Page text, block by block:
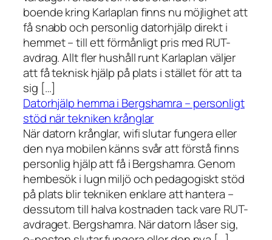
boende kring Karlaplan finns nu möjlighet att
få snabb och personlig datorhjälp direkt i
hemmet – till ett förmånligt pris med RUT-
avdrag. Allt fler hushåll runt Karlaplan väljer
att få teknisk hjälp på plats i stället för att ta
sig […]
Datorhjälp hemma i Bergshamra – personligt
stöd när tekniken krånglar
När datorn krånglar, wifi slutar fungera eller
den nya mobilen känns svår att förstå finns
personlig hjälp att få i Bergshamra. Genom
hembesök i lugn miljö och pedagogiskt stöd
på plats blir tekniken enklare att hantera –
dessutom till halva kostnaden tack vare RUT-
avdraget. Bergshamra. När datorn låser sig,